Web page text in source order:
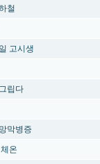
철
고시생
립다
막병증
온